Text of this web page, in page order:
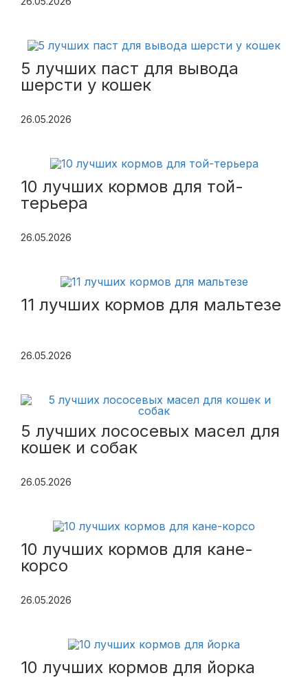
5 лучших паст для вывода
шерсти у кошек
26.05.2026
10 лучших кормов для той-
терьера
26.05.2026
11 лучших кормов для мальтезе
26.05.2026
5 лучших лососевых масел для
кошек и собак
26.05.2026
10 лучших кормов для кане-
корсо
26.05.2026
10 лучших кормов для йорка